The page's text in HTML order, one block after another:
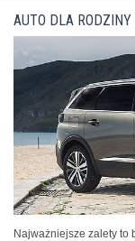
AUTO DLA
Najważniejsze zalety to